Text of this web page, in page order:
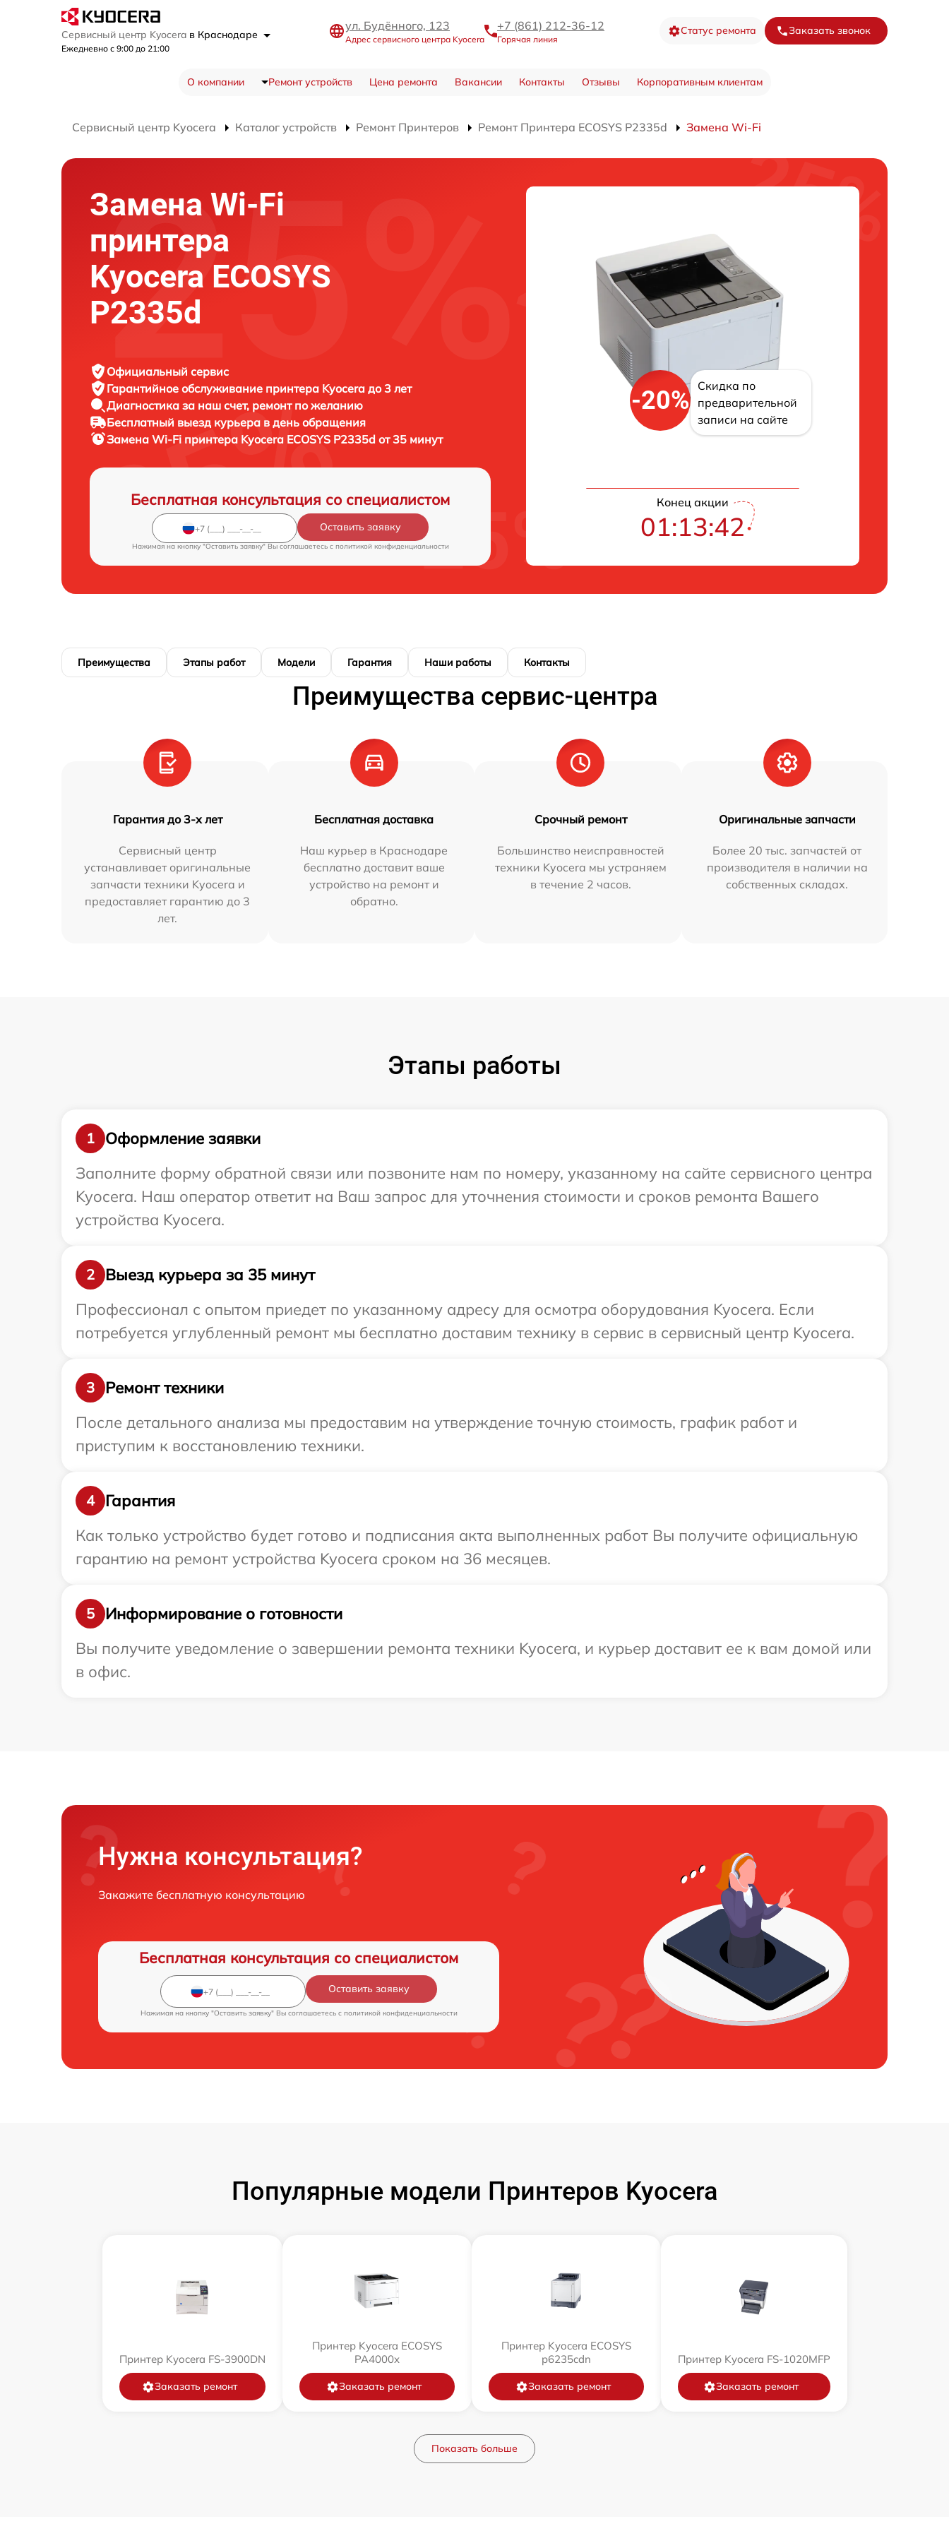
Сервисный центр Kyocera в Краснодаре
Ежедневно с 9:00 до 21:00
ул. Будённого, 123
Адрес сервисного центра Kyocera
+7 (861) 212-36-12
Горячая линия
Статус ремонта Заказать звонок
О компании Ремонт устройств Цена ремонта Вакансии Контакты Отзывы Корпоративным клиентам
Сервисный центр Kyocera Каталог устройств Ремонт Принтеров Ремонт Принтера ECOSYS P2335d Замена Wi-Fi
Замена Wi-Fi
принтера
Kyocera ECOSYS
P2335d
Официальный сервис
Гарантийное обслуживание принтера Kyocera до 3 лет
Диагностика за наш счет, ремонт по желанию
Бесплатный выезд курьера в день обращения
Замена Wi-Fi принтера Kyocera ECOSYS P2335d от 35 минут
Бесплатная консультация со специалистом
Оставить заявку
Нажимая на кнопку "Оставить заявку" Вы соглашаетесь c политикой конфиденциальности
-20%
Скидка по
предварительной
записи на сайте
Конец акции
01:13:41
Преимущества Этапы работ Модели Гарантия Наши работы Контакты
Преимущества сервис-центра
Гарантия до 3-х лет
Сервисный центр
устанавливает оригинальные
запчасти техники Kyocera и
предоставляет гарантию до 3
лет.
Бесплатная доставка
Наш курьер в Краснодаре
бесплатно доставит ваше
устройство на ремонт и
обратно.
Срочный ремонт
Большинство неисправностей
техники Kyocera мы устраняем
в течение 2 часов.
Оригинальные запчасти
Более 20 тыс. запчастей от
производителя в наличии на
собственных складах.
Этапы работы
1
Оформление заявки
Заполните форму обратной связи или позвоните нам по номеру, указанному на сайте сервисного центра
Kyocera. Наш оператор ответит на Ваш запрос для уточнения стоимости и сроков ремонта Вашего
устройства Kyocera.
2
Выезд курьера за 35 минут
Профессионал с опытом приедет по указанному адресу для осмотра оборудования Kyocera. Если
потребуется углубленный ремонт мы бесплатно доставим технику в сервис в сервисный центр Kyocera.
3
Ремонт техники
После детального анализа мы предоставим на утверждение точную стоимость, график работ и
приступим к восстановлению техники.
4
Гарантия
Как только устройство будет готово и подписания акта выполненных работ Вы получите официальную
гарантию на ремонт устройства Kyocera сроком на 36 месяцев.
5
Информирование о готовности
Вы получите уведомление о завершении ремонта техники Kyocera, и курьер доставит ее к вам домой или
в офис.
Нужна консультация?
Закажите бесплатную консультацию
Бесплатная консультация со специалистом
Оставить заявку
Нажимая на кнопку "Оставить заявку" Вы соглашаетесь c политикой конфиденциальности
Популярные модели Принтеров Kyocera
Принтер Kyocera FS-3900DN
Заказать ремонт
Принтер Kyocera ECOSYS
PA4000x
Заказать ремонт
Принтер Kyocera ECOSYS
p6235cdn
Заказать ремонт
Принтер Kyocera FS-1020MFP
Заказать ремонт
Показать больше